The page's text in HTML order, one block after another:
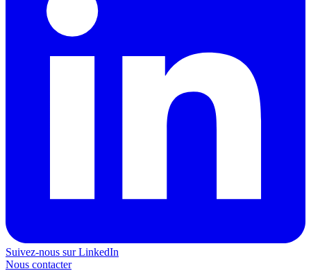
Suivez-nous sur LinkedIn
Nous contacter